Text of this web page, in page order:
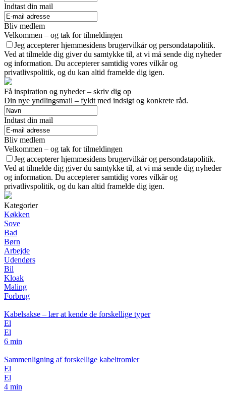
Indtast din mail
Bliv medlem
Velkommen – og tak for tilmeldingen
Jeg accepterer hjemmesidens brugervilkår og persondatapolitik.
Ved at tilmelde dig giver du samtykke til, at vi må sende dig nyheder
og information. Du accepterer samtidig vores vilkår og
privatlivspolitik, og du kan altid framelde dig igen.
Få inspiration og nyheder – skriv dig op
Din nye yndlingsmail – fyldt med indsigt og konkrete råd.
Indtast din mail
Bliv medlem
Velkommen – og tak for tilmeldingen
Jeg accepterer hjemmesidens brugervilkår og persondatapolitik.
Ved at tilmelde dig giver du samtykke til, at vi må sende dig nyheder
og information. Du accepterer samtidig vores vilkår og
privatlivspolitik, og du kan altid framelde dig igen.
Kategorier
Køkken
Sove
Bad
Børn
Arbejde
Udendørs
Bil
Kloak
Maling
Forbrug
Kabelsakse – lær at kende de forskellige typer
El
El
6 min
Sammenligning af forskellige kabeltromler
El
El
4 min